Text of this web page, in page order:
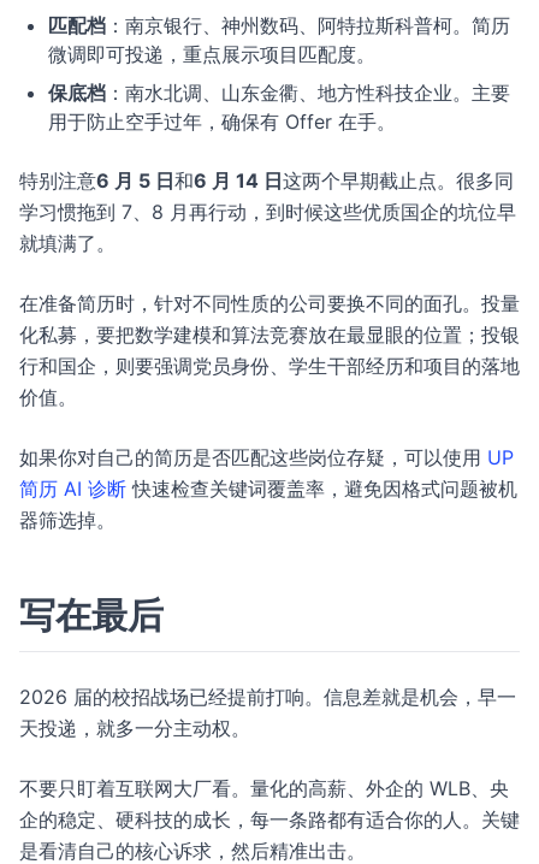
匹配档 ：南京银行、神州数码、阿特拉斯科普柯。简历
微调即可投递，重点展示项目匹配度。
保底档 ：南水北调、山东金衢、地方性科技企业。主要
用于防止空手过年，确保有 Offer 在手。
特别注意6 月 5 日和6 月 14 日这两个早期截止点。很多同
学习惯拖到 7、8 月再行动，到时候这些优质国企的坑位早
就填满了。
在准备简历时，针对不同性质的公司要换不同的面孔。投量
化私募，要把数学建模和算法竞赛放在最显眼的位置；投银
行和国企，则要强调党员身份、学生干部经历和项目的落地
价值。
如果你对自己的简历是否匹配这些岗位存疑，可以使用 UP
简历 AI 诊断 快速检查关键词覆盖率，避免因格式问题被机
器筛选掉。
写在最后
2026 届的校招战场已经提前打响。信息差就是机会，早一
天投递，就多一分主动权。
不要只盯着互联网大厂看。量化的高薪、外企的 WLB、央
企的稳定、硬科技的成长，每一条路都有适合你的人。关键
是看清自己的核心诉求，然后精准出击。